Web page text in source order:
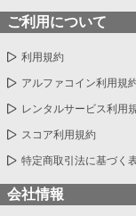
ご利用について
利用規約
アルファコイン利用規
レンタルサービス利用
スコア利用規約
特定商取引法に基づく
会社情報